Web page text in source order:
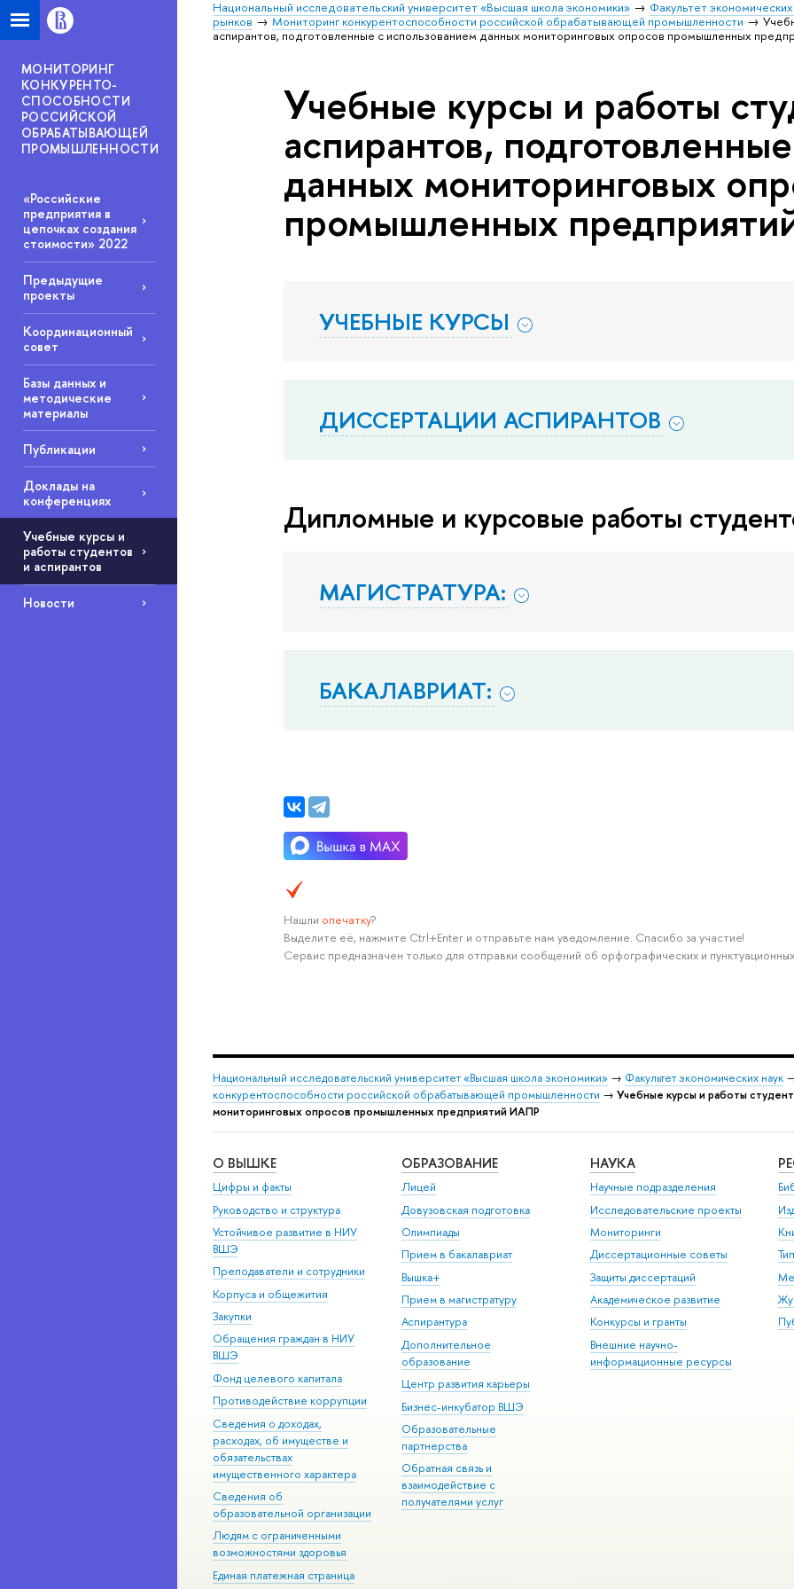
Национальный исследовательский университет «Высшая школа экономики»
Факультет экономических
рынков
Мониторинг конкурентоспособности российской обрабатывающей промышленности
аспирантов, подготовленные с использованием данных мониторинговых опросов промышленных
МОНИТОРИНГ
КОНКУРЕНТО-
СПОСОБНОСТИ
РОССИЙСКОЙ
ОБРАБАТЫВАЮЩЕЙ
ПРОМЫШЛЕННОСТИ
«Российские
предприятия в
цепочках создания
стоимости» 2022
Предыдущие
проекты
Координационный
совет
Базы данных и
методические
материалы
Публикации
Доклады на
конференциях
Учебные курсы и
работы студентов
и аспирантов
Новости
Учебные курсы и работы
аспирантов,
данных мониторинговых
промышленных
УЧЕБНЫЕ КУРСЫ
ДИССЕРТАЦИИ АСПИРАНТОВ
Дипломные и курсовые работы
МАГИСТРАТУРА:
БАКАЛАВРИАТ:
Нашли опечатку?
Выделите её, нажмите Ctrl+Enter и отправьте нам уведомление. Спасибо за участие!
Сервис предназначен только для отправки сообщений об орфографических и
Национальный исследовательский университет «Высшая школа экономики» → Факультет экономических наук
конкурентоспособности российской обрабатывающей промышленности → Учебные курсы и работы
мониторинговых опросов промышленных предприятий ИАПР
О ВЫШКЕ
Цифры и факты
Руководство и структура
Устойчивое развитие в НИУ
ВШЭ
Преподаватели и сотрудники
Корпуса и общежития
Закупки
Обращения граждан в НИУ
ВШЭ
Фонд целевого капитала
Противодействие коррупции
Сведения о доходах,
расходах, об имуществе и
обязательствах
имущественного характера
Сведения об
образовательной организации
Людям с ограниченными
возможностями здоровья
Единая платежная страница
ОБРАЗОВАНИЕ
Лицей
Довузовская подготовка
Олимпиады
Прием в бакалавриат
Вышка+
Прием в магистратуру
Аспирантура
Дополнительное
образование
Центр развития карьеры
Бизнес-инкубатор ВШЭ
Образовательные
партнерства
Обратная связь и
взаимодействие с
получателями услуг
НАУКА
Научные подразделения
Исследовательские проекты
Мониторинги
Диссертационные советы
Защиты диссертаций
Академическое развитие
Конкурсы и гранты
Внешние научно-
информационные ресурсы